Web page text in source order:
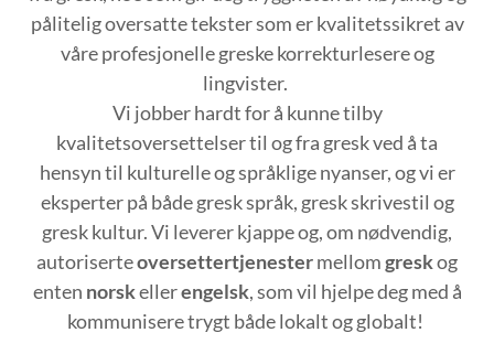
pålitelig oversatte tekster som er kvalitetssikret av
våre profesjonelle greske korrekturlesere og
lingvister.
Vi jobber hardt for å kunne tilby
kvalitetsoversettelser til og fra gresk ved å ta
hensyn til kulturelle og språklige nyanser, og vi er
eksperter på både gresk språk, gresk skrivestil og
gresk kultur. Vi leverer kjappe og, om nødvendig,
autoriserteoversettertjenestermellomgreskog
enten norskellerengelsk, som vil hjelpe deg med å
kommunisere trygt både lokalt og globalt!